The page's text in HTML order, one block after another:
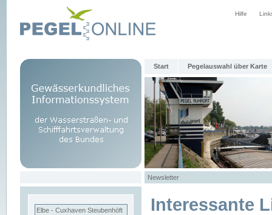
Hilfe
Start Pegelauswahl über Karte
Newsletter
Elbe - Cuxhaven Steubenhöft Interessante